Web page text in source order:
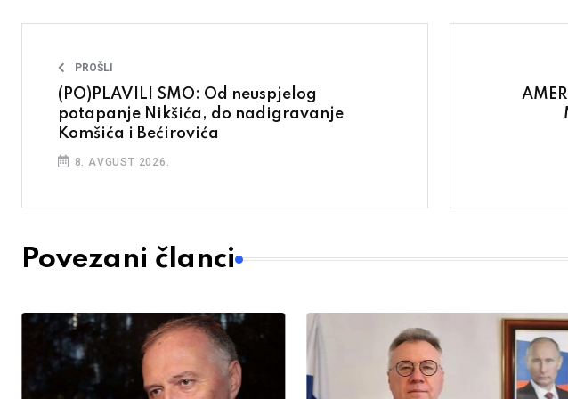
PROŠLI
(PO)PLAVILI SMO: Od neuspjelog
potapanje Nikšića, do nadigravanje
Komšića i Bećirovića
8. AVGUST 2026.
Povezani članci